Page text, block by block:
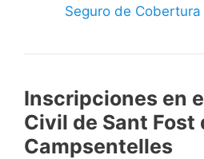
Seguro de
Inscripciones en
Civil de Sant Fost
Campsentelles